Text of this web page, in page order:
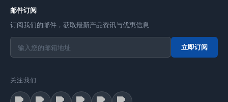
邮件订阅
订阅我们的邮件，获取最新产品资讯与优惠信息
立即订阅
关注我们